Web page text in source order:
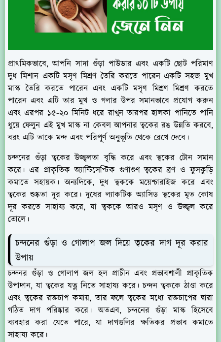
প্রাথমিকভাবে, আপনি সাদা গুঁড়া পাউডার এবং একটি ছোট পরিমাণ
দুধ মিশান একটি মসৃণ মিশ্রণ তৈরি করতে পারেন একটি সহজ মুখ
মাস্ক তৈরি করতে পারেন এবং একটি মসৃণ মিশ্রণ মিশ্রণ করতে
পারেন এবং এটি তার মুখ ও গলার উপর সমানভাবে প্রযোগ করুন
এবং এরপর ১৫-২০ মিনিট ধরে রাখুন তারপর হালকা পানিতে পানি
ধুয়ে ফেলুন এই মুখ মাস্ক না কেবল আপনার ত্বকের রঙ উন্নতি করবে,
বরং এটি তাকে মন্দ এবং পরিপূর্ণ অনুভূতি থেকে রেখে দেবে।
চন্দনের গুঁড়া ত্বকের উজ্জ্বলতা বৃদ্ধি করে এবং ত্বকের টোন সমান
করে। এর প্রাকৃতিক অ্যান্টিসেপ্টিক গুণাগুণ ত্বকের ব্রণ ও ফুসকুড়ি
কমাতে সহায়ক। অন্যদিকে, দুধ ত্বককে ময়েশ্চারাইজ করে এবং
ত্বকের শুষ্কতা দূর করে। দুধের ল্যাকটিক অ্যাসিড ত্বকের মৃত কোষ
দূর করতে সাহায্য করে, যা ত্বককে আরও মসৃণ ও উজ্জ্বল করে
তোলে।
চন্দনের গুঁড়া ও গোলাপ জল দিয়ে ত্বকের দাগ দূর করার
উপায়
চন্দনর গুঁড়া ও গোলাপ জল হল প্রাচীন এবং প্রভাবশালী প্রাকৃতিক
উপাদান, যা ত্বকের যত্ন নিতে সাহায্য করে। চন্দন ত্বককে ঠাণ্ডা করে
এবং ত্বকের রক্তচাপ কমায়, তার ফলে ত্বকের মধ্যে রক্তচাপের দ্বারা
গঠিত দাগ পরিষ্কার করে। অতএব, চন্দনের গুঁড়া মাস্ক হিসেবে
ব্যবহার করা যেতে পারে, যা দাগগুলির ক্ষতিকর প্রভাব কমাতে
সাহায্য করে।